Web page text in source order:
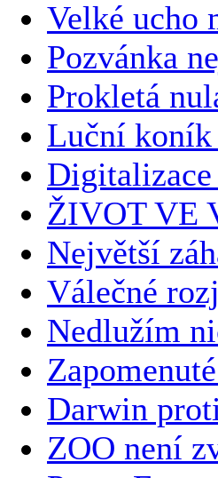
Velké ucho
Pozvánka
Prokletá
Luční
ŽIVOT VE
Největší
Válečné
Nedlužím
Darwin
ZOO není